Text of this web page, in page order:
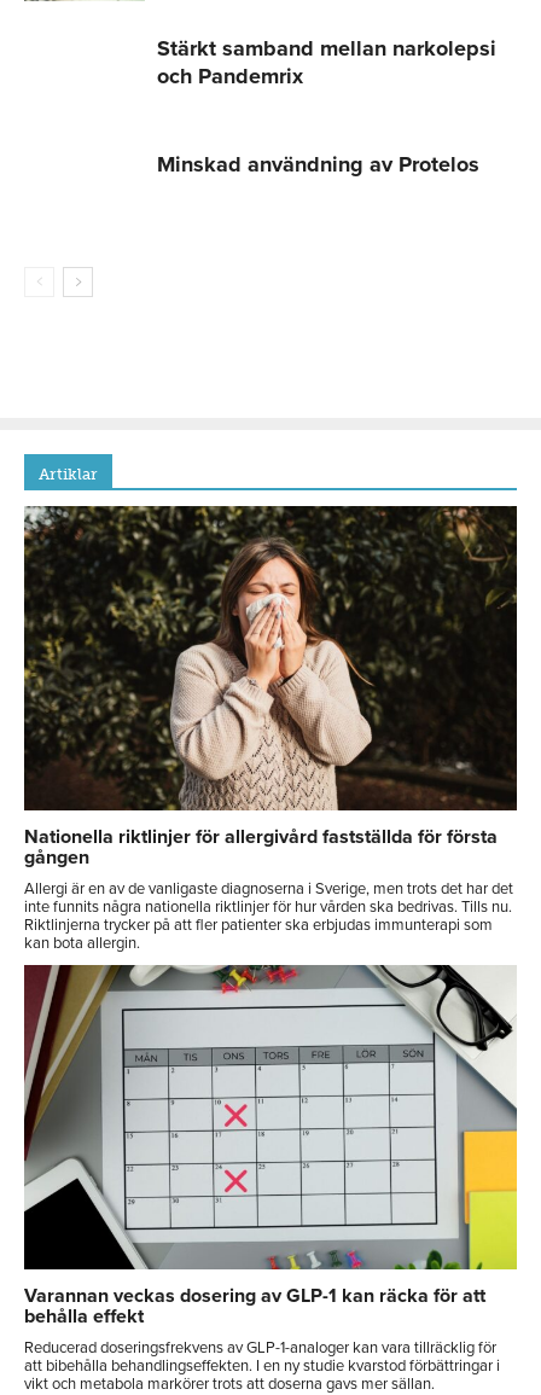
Stärkt samband mellan narkolepsi
och Pandemrix
Minskad användning av Protelos
Artiklar
Nationella riktlinjer för allergivård fastställda för första
gången
Allergi är en av de vanligaste diagnoserna i Sverige, men trots det har det
inte funnits några nationella riktlinjer för hur vården ska bedrivas. Tills nu.
Riktlinjerna trycker på att fler patienter ska erbjudas immunterapi som
kan bota allergin.
Varannan veckas dosering av GLP-1 kan räcka för att
behålla effekt
Reducerad doseringsfrekvens av GLP-1-analoger kan vara tillräcklig för
att bibehålla behandlingseffekten. I en ny studie kvarstod förbättringar i
vikt och metabola markörer trots att doserna gavs mer sällan.